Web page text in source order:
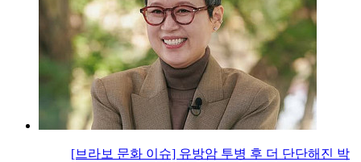
[브라보 문화 이슈] 유방암 투병 후 더 단단해진 박